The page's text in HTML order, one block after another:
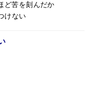
ど苦を刻んだか
けない